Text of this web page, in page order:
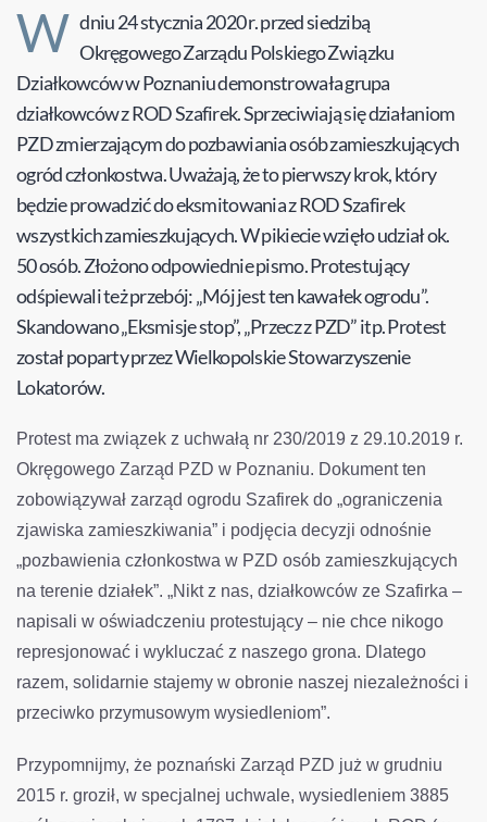
W dniu 24 stycznia 2020 r. przed siedzibą
Okręgowego Zarządu Polskiego Związku
Działkowców w Poznaniu demonstrowała grupa
działkowców z ROD Szafirek. Sprzeciwiają się działaniom
PZD zmierzającym do pozbawiania osób zamieszkujących
ogród członkostwa. Uważają, że to pierwszy krok, który
będzie prowadzić do eksmitowania z ROD Szafirek
wszystkich zamieszkujących. W pikiecie wzięło udział ok.
50 osób. Złożono odpowiednie pismo. Protestujący
odśpiewali też przebój: „Mój jest ten kawałek ogrodu”.
Skandowano „Eksmisje stop”, „Przecz z PZD” itp. Protest
został poparty przez Wielkopolskie Stowarzyszenie
Lokatorów.
Protest ma związek z uchwałą nr 230/2019 z 29.10.2019 r.
Okręgowego Zarząd PZD w Poznaniu. Dokument ten
zobowiązywał zarząd ogrodu Szafirek do „ograniczenia
zjawiska zamieszkiwania” i podjęcia decyzji odnośnie
„pozbawienia członkostwa w PZD osób zamieszkujących
na terenie działek”. „Nikt z nas, działkowców ze Szafirka –
napisali w oświadczeniu protestujący – nie chce nikogo
represjonować i wykluczać z naszego grona. Dlatego
razem, solidarnie stajemy w obronie naszej niezależności i
przeciwko przymusowym wysiedleniom”.
Przypomnijmy, że poznański Zarząd PZD już w grudniu
2015 r. groził, w specjalnej uchwale, wysiedleniem 3885